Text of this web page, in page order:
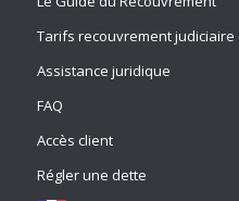
Tarifs recouvrement judiciaire
Assistance juridique
FAQ
Accès client
Régler une dette